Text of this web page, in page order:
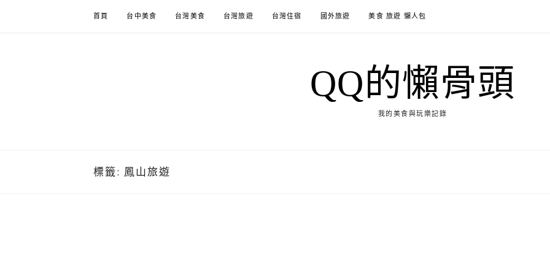
首頁 台中美食 台灣美食 台灣旅遊 台灣住宿 國外旅遊 美食 旅遊 懶人包
QQ的懶骨頭
我的美食與玩樂記錄
標籤: 鳳山旅遊